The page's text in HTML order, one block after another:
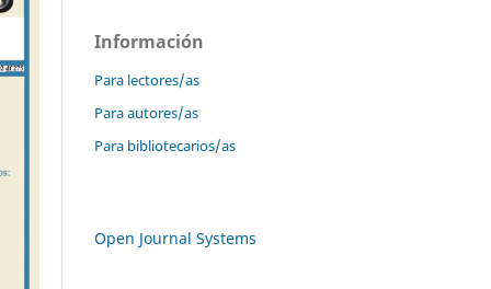
Información
Para lectores/as
Para autores/as
Para bibliotecarios/as
Open Journal Systems